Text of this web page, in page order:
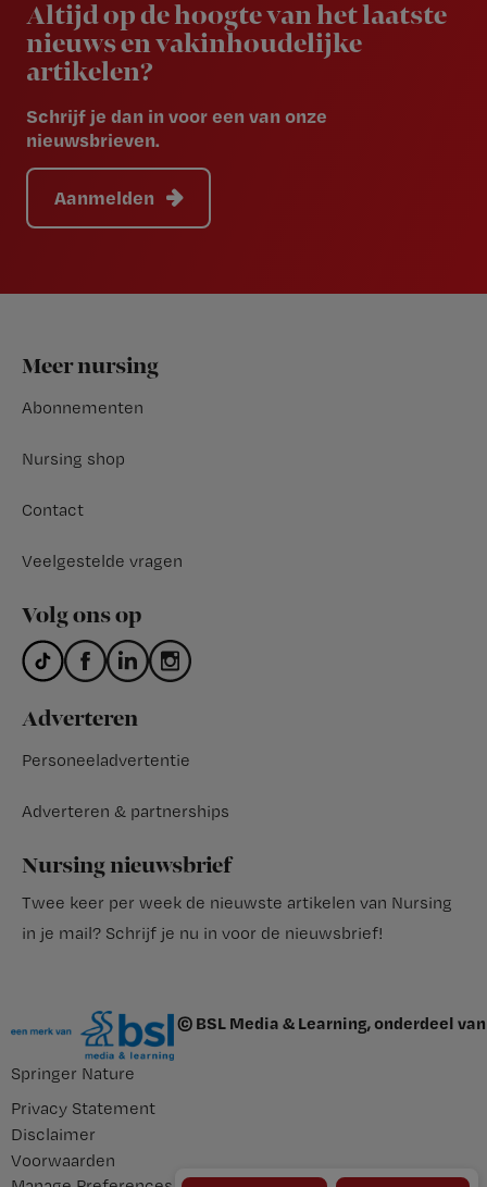
Altijd op de hoogte van het laatste
nieuws en vakinhoudelijke
artikelen?
Schrijf je dan in voor een van onze
nieuwsbrieven.
Aanmelden
Footer
Meer nursing
Abonnementen
Nursing shop
Contact
Veelgestelde vragen
Volg ons op
Adverteren
Personeeladvertentie
Adverteren & partnerships
Nursing nieuwsbrief
Twee keer per week de nieuwste artikelen van Nursing
in je mail? Schrijf je nu in voor de nieuwsbrief!
© BSL Media & Learning, onderdeel van
Springer Nature
Privacy Statement
Disclaimer
Voorwaarden